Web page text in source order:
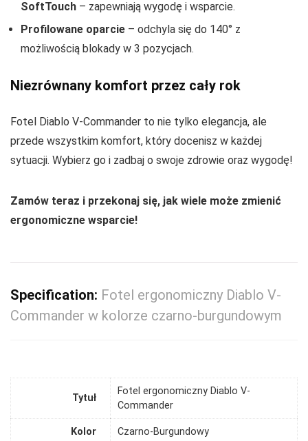
SoftTouch – zapewniają wygodę i wsparcie.
Profilowane oparcie – odchyla się do 140° z
możliwością blokady w 3 pozycjach.
Niezrównany komfort przez cały rok
Fotel Diablo V-Commander to nie tylko elegancja, ale
przede wszystkim komfort, który docenisz w każdej
sytuacji. Wybierz go i zadbaj o swoje zdrowie oraz wygodę!
Zamów teraz i przekonaj się, jak wiele może zmienić
ergonomiczne wsparcie!
Specification: Fotel ergonomiczny Diablo V-
Commander w kolorze czarno-burgundowym
Tytuł
Fotel ergonomiczny Diablo V-
Commander
Kolor Czarno-Burgundowy